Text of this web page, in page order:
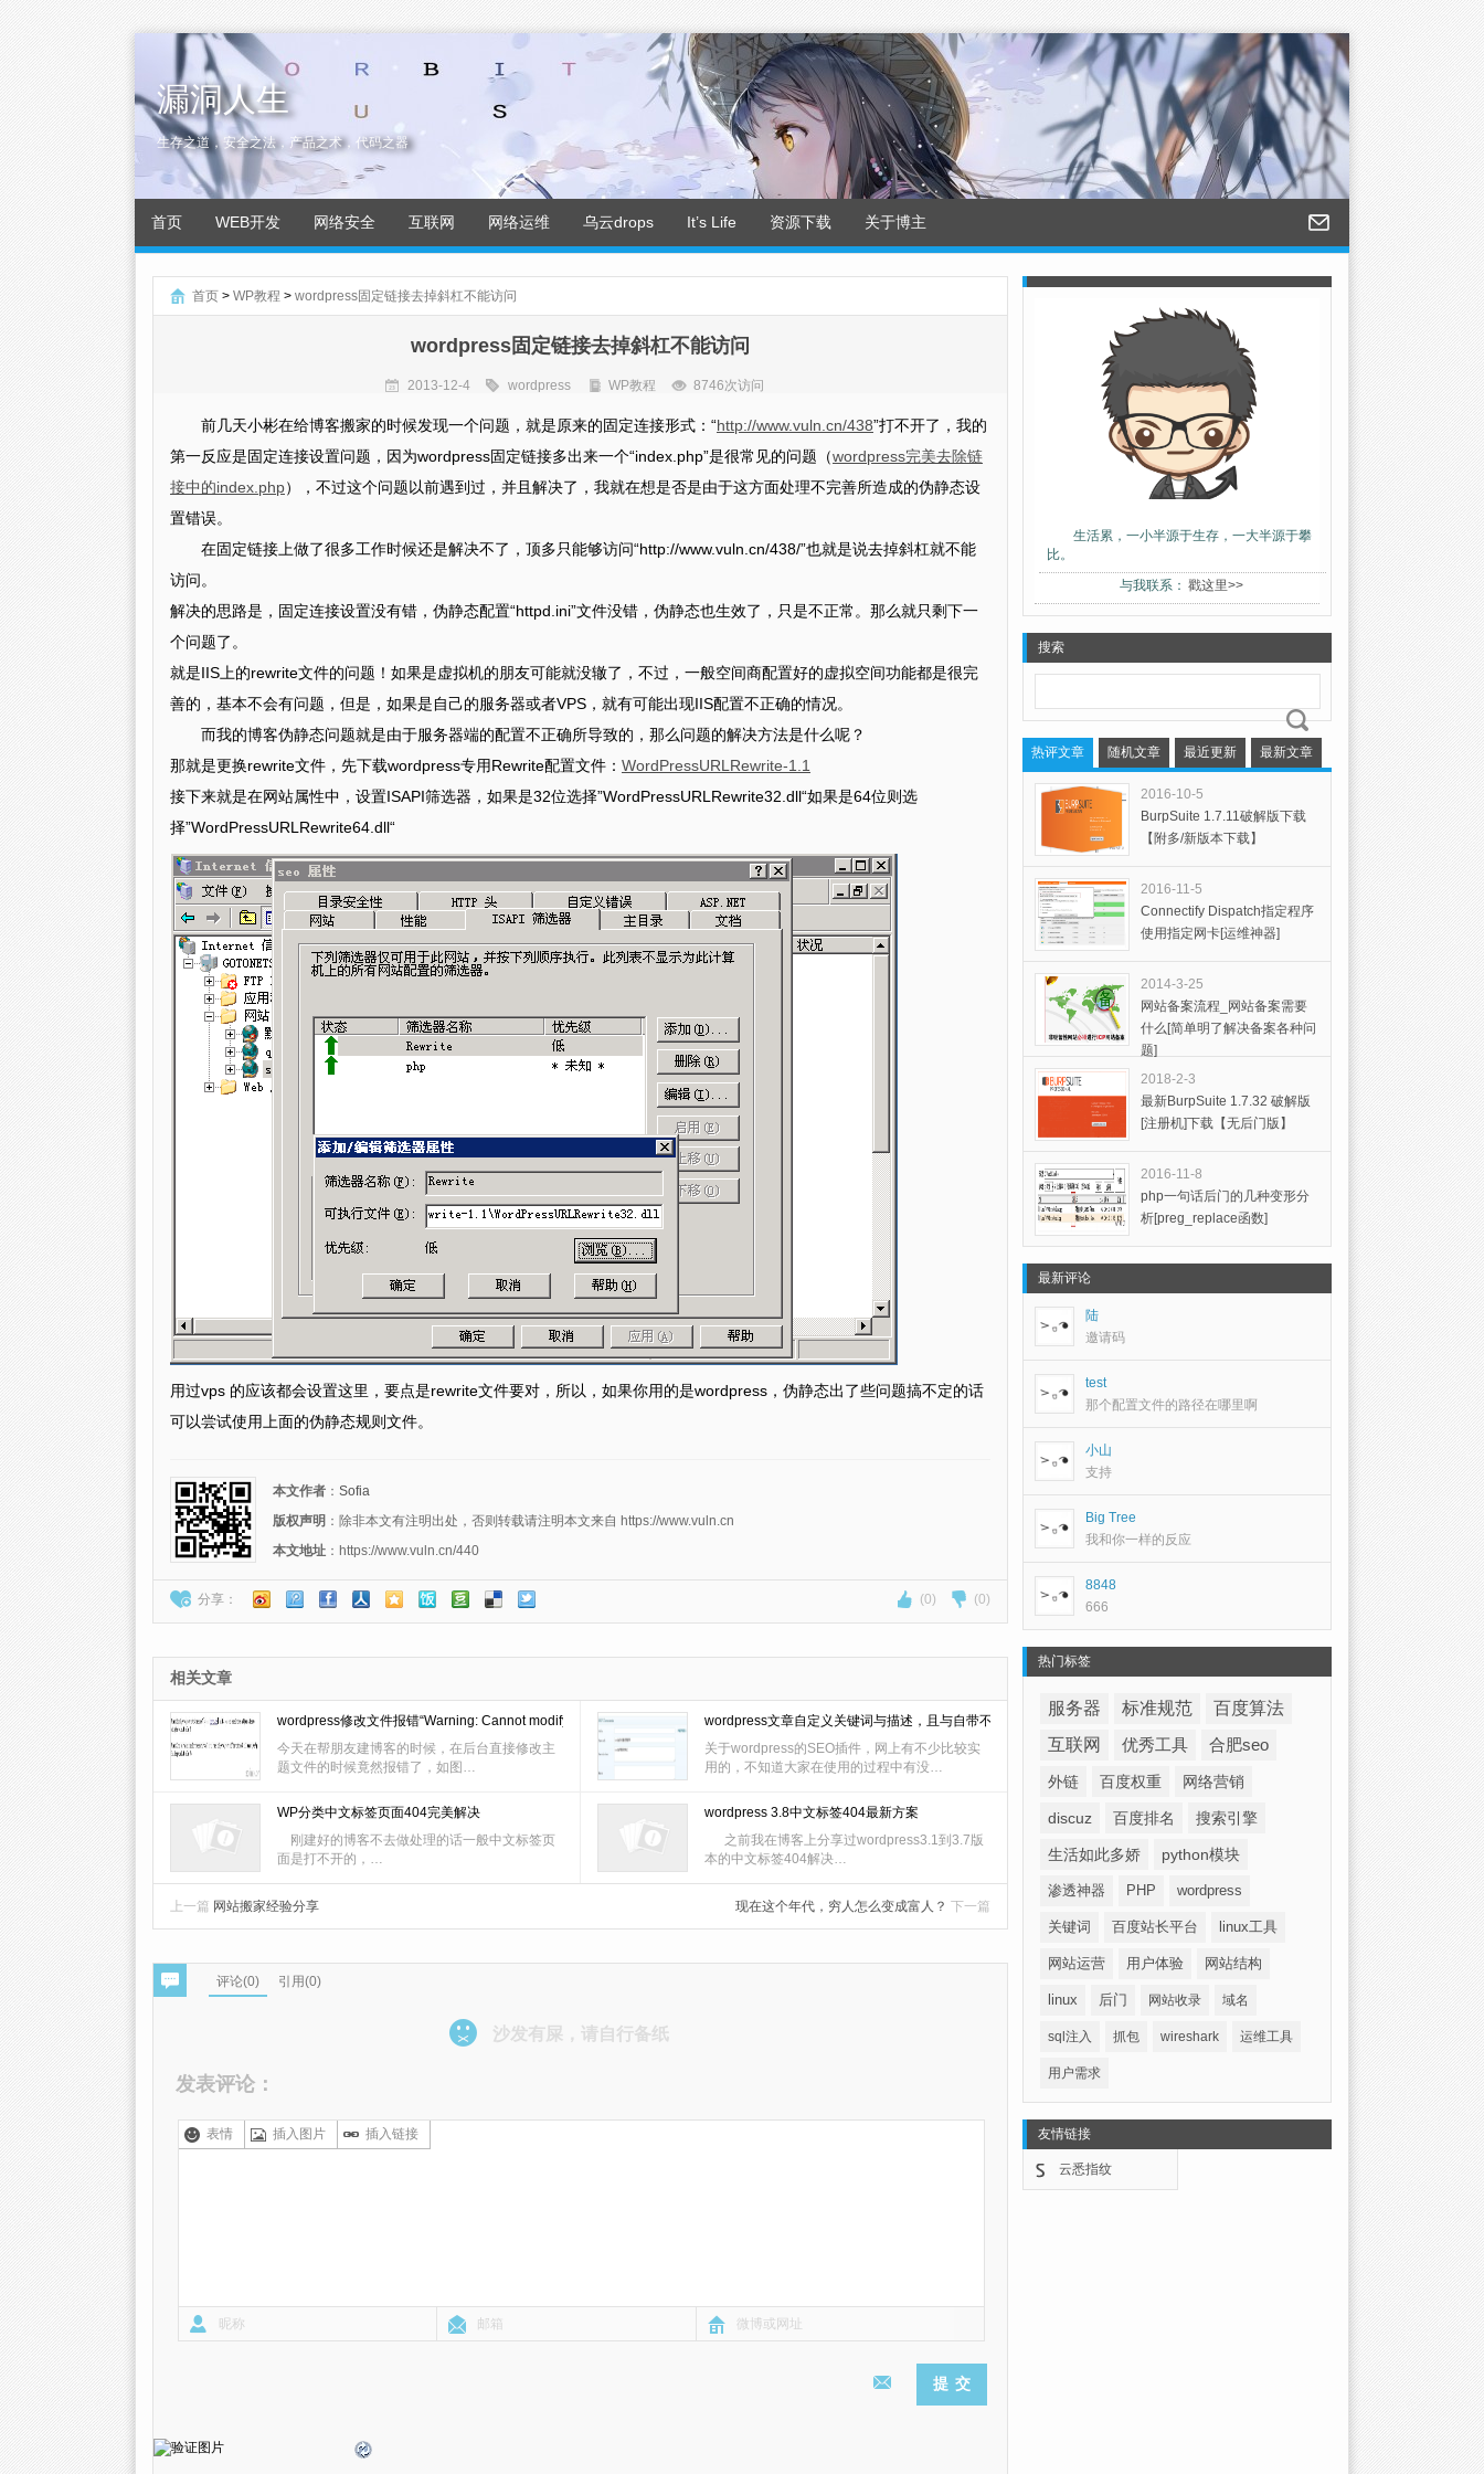
漏洞人生
生存之道，安全之法，产品之术，代码之器
首页 WEB开发 网络安全 互联网 网络运维 乌云drops It’s Life 资源下载 关于博主
首页 > WP教程 > wordpress固定链接去掉斜杠不能访问
wordpress固定链接去掉斜杠不能访问
2013-12-4 wordpress WP教程 8746次访问
前几天小彬在给博客搬家的时候发现一个问题，就是原来的固定连接形式：“http://www.vuln.cn/438”打不开了，我的
第一反应是固定连接设置问题，因为wordpress固定链接多出来一个“index.php”是很常见的问题（wordpress完美去除链
接中的index.php），不过这个问题以前遇到过，并且解决了，我就在想是否是由于这方面处理不完善所造成的伪静态设
置错误。
在固定链接上做了很多工作时候还是解决不了，顶多只能够访问“http://www.vuln.cn/438/”也就是说去掉斜杠就不能
访问。
解决的思路是，固定连接设置没有错，伪静态配置“httpd.ini”文件没错，伪静态也生效了，只是不正常。那么就只剩下一
个问题了。
就是IIS上的rewrite文件的问题！如果是虚拟机的朋友可能就没辙了，不过，一般空间商配置好的虚拟空间功能都是很完
善的，基本不会有问题，但是，如果是自己的服务器或者VPS，就有可能出现IIS配置不正确的情况。
而我的博客伪静态问题就是由于服务器端的配置不正确所导致的，那么问题的解决方法是什么呢？
那就是更换rewrite文件，先下载wordpress专用Rewrite配置文件： WordPressURLRewrite-1.1
接下来就是在网站属性中，设置ISAPI筛选器，如果是32位选择”WordPressURLRewrite32.dll“如果是64位则选
择”WordPressURLRewrite64.dll“
用过vps 的应该都会设置这里，要点是rewrite文件要对，所以，如果你用的是wordpress，伪静态出了些问题搞不定的话
可以尝试使用上面的伪静态规则文件。
本文作者 ： Sofia
版权声明 ：除非本文有注明出处，否则转载请注明本文来自 https://www.vuln.cn
本文地址 ：https://www.vuln.cn/440
分享： (0) (0)
相关文章
wordpress修改文件报错“Warning: Cannot modify header …
今天在帮朋友建博客的时候，在后台直接修改主
题文件的时候竟然报错了，如图…
wordpress文章自定义关键词与描述，且与自带不…
关于wordpress的SEO插件，网上有不少比较实
用的，不知道大家在使用的过程中有没…
WP分类中文标签页面404完美解决
刚建好的博客不去做处理的话一般中文标签页
面是打不开的，…
wordpress 3.8中文标签404最新方案
之前我在博客上分享过wordpress3.1到3.7版
本的中文标签404解决…
上一篇 网站搬家经验分享 现在这个年代，穷人怎么变成富人？ 下一篇
评论(0) 引用(0)
沙发有屎，请自行备纸
发表评论：
表情 插入图片 插入链接
生活累，一小半源于生存，一大半源于攀
比。
与我联系： 戳这里>>
搜索
热评文章 随机文章 最近更新 最新文章
2016-10-5
BurpSuite 1.7.11破解版下载
【附多/新版本下载】
2016-11-5
Connectify Dispatch指定程序
使用指定网卡[运维神器]
2014-3-25
网站备案流程_网站备案需要
什么[简单明了解决备案各种问
题]
2018-2-3
最新BurpSuite 1.7.32 破解版
[注册机]下载【无后门版】
2016-11-8
php一句话后门的几种变形分
析[preg_replace函数]
最新评论
陆
邀请码
test
那个配置文件的路径在哪里啊
小山
支持
Big Tree
我和你一样的反应
8848
666
热门标签
服务器 标准规范
百度算法
互联网
优秀工具 合肥seo
外链 百度权重 网络营销
discuz 百度排名 搜索引擎
生活如此多娇 python模块
渗透神器 PHP wordpress
关键词 百度站长平台 linux工具
网站运营 用户体验 网站结构
linux 后门 网站收录 域名
sql注入 抓包 wireshark 运维工具
用户需求
友情链接
云悉指纹